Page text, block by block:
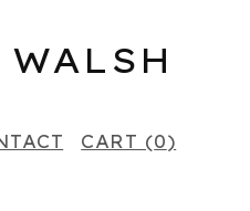
CART (0)